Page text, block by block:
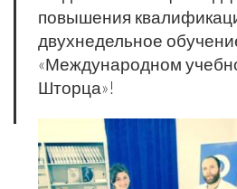
повышения
двухнедельное
«Международном
Шторца»!